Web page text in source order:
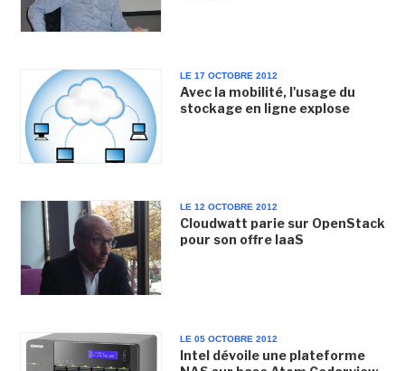
LE 17 OCTOBRE 2012
Avec la mobilité, l'usage du
stockage en ligne explose
LE 12 OCTOBRE 2012
Cloudwatt parie sur OpenStack
pour son offre IaaS
LE 05 OCTOBRE 2012
Intel dévoile une plateforme